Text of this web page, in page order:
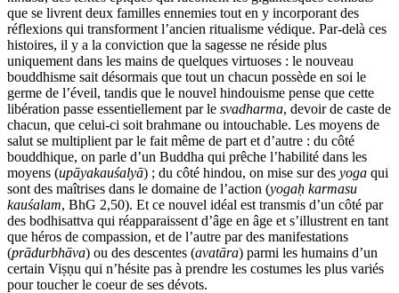
que se livrent deux familles ennemies tout en y incorporant des
réflexions qui transforment l’ancien ritualisme védique. Par-delà ces
histoires, il y a la conviction que la sagesse ne réside plus
uniquement dans les mains de quelques virtuoses : le nouveau
bouddhisme sait désormais que tout un chacun possède en soi le
germe de l’éveil, tandis que le nouvel hindouisme pense que cette
libération passe essentiellement par le svadharma, devoir de caste de
chacun, que celui-ci soit brahmane ou intouchable. Les moyens de
salut se multiplient par le fait même de part et d’autre : du côté
bouddhique, on parle d’un Buddha qui prêche l’habilité dans les
moyens (upāyakauśalyā) ; du côté hindou, on mise sur des yoga qui
sont des maîtrises dans le domaine de l’action (yogaḥ karmasu
kauśalam, BhG 2,50). Et ce nouvel idéal est transmis d’un côté par
des bodhisattva qui réapparaissent d’âge en âge et s’illustrent en tant
que héros de compassion, et de l’autre par des manifestations
(prādurbhāva) ou des descentes (avatāra) parmi les humains d’un
certain Viṣṇu qui n’hésite pas à prendre les costumes les plus variés
pour toucher le coeur de ses dévots.